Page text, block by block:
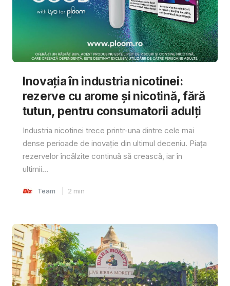
Inovația în industria nicotinei:
rezerve cu arome și nicotină, fără
tutun, pentru consumatorii adulți
Industria nicotinei trece printr-una dintre cele mai
dense perioade de inovație din ultimul deceniu. Piața
rezervelor încălzite continuă să crească, iar în
ultimii...
Team 2 min